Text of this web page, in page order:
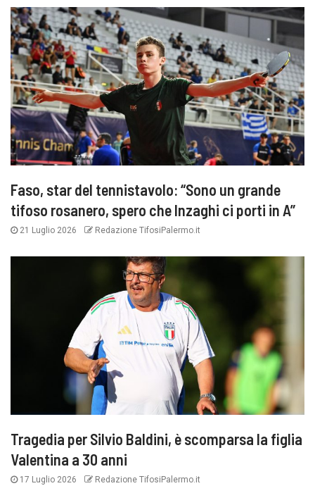
Faso, star del tennistavolo: “Sono un grande
tifoso rosanero, spero che Inzaghi ci porti in A”
21 Luglio 2026 Redazione TifosiPalermo.it
Tragedia per Silvio Baldini, è scomparsa la figlia
Valentina a 30 anni
17 Luglio 2026 Redazione TifosiPalermo.it